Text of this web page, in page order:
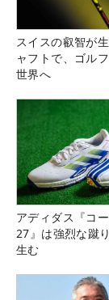
スイスの叡智が
ャフトで、ゴル
世界へ
アディダス『コ
27』は強烈な蹴
生む